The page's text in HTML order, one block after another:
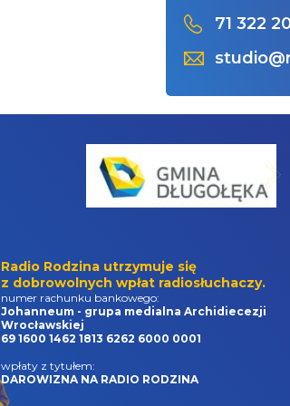
71 322
Radio Rodzina utrzymuje się
z dobrowolnych wpłat radiosłuchaczy.
numer rachunku bankowego:
Johanneum - grupa medialna Archidiecezji
Wrocławskiej
69 1600 1462 1813 6262 6000 0001
wpłaty z tytułem:
DAROWIZNA NA RADIO RODZINA